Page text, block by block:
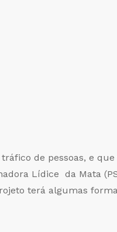
de pessoas, e
Lídice da Mata
terá algumas